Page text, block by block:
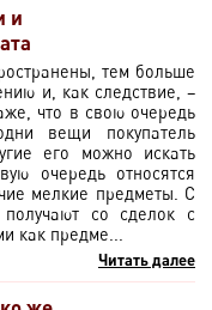
и
тем больше
и, как следствие, –
что в свою очередь
вещи покупатель
его можно искать
очередь относятся
мелкие предметы. С
со сделок с
как предме...
Читать далее